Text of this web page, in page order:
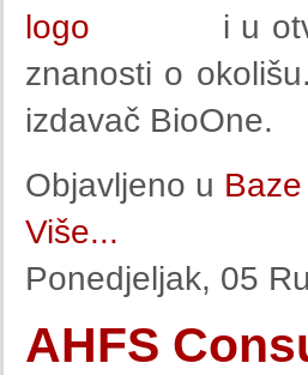
i u
znanosti o
izdavač BioOne.
Objavljeno u
Više...
Ponedjeljak, 05
AHFS